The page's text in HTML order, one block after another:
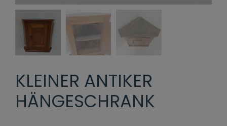
KLEINER ANTIKER
HÄNGESCHRANK